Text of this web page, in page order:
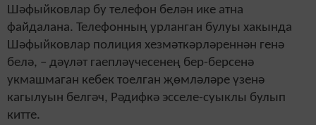
Шәфыйковлар бу телефон белән ике атна
файдалана. Телефонның урланган булуы хакында
Шәфыйковлар полиция хезмәткәрләреннән генә
белә, – дәүләт гаепләүчесенең бер-берсенә
укмашмаган кебек тоелган җөмләләре үзенә
кагылуын белгәч, Рәдифкә эсселе-суыклы булып
китте.